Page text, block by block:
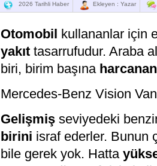
2026 Tarihli Haber Ekleyen : Yazar
Otomobil kullananlar için
yakıt tasarrufudur. Araba
biri, birim başına harcanan
Mercedes-Benz Vision
Gelişmiş seviyedeki
birini israf ederler. Bunun
bile gerek yok. Hatta